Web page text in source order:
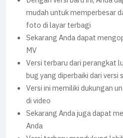
mudah untuk memperbesar
foto di layar terbagi
Sekarang Anda dapat
MV
Versi terbaru dari perangkat
bug yang diperbaiki dari versi
Versi ini memiliki dukungan
di video
Sekarang Anda juga dapat
Anda